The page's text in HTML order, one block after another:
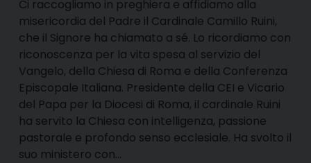
Ci raccogliamo in preghiera e affidiamo alla
misericordia del Padre il Cardinale Camillo Ruini,
che il Signore ha chiamato a sé. Lo ricordiamo con
riconoscenza per la vita spesa al servizio del
Vangelo, della Chiesa di Roma e della Conferenza
Episcopale Italiana. Presidente della CEI e Vicario
del Papa per la Diocesi di Roma, il cardinale Ruini
ha servito la Chiesa con intelligenza, passione
pastorale e profondo senso ecclesiale. Ha svolto il
suo ministero con…